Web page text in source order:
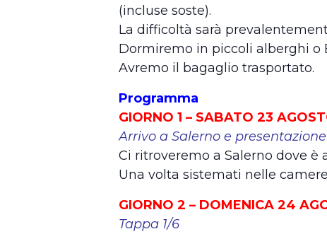
(incluse soste).
La difficoltà sarà
Dormiremo in piccoli alberghi o
Avremo il bagaglio trasportato.
Programma
GIORNO 1 – SABATO 23
Arrivo a Salerno e
Ci ritroveremo a Salerno dove è
Una volta sistemati nelle
GIORNO 2 – DOMENICA 24
Tappa 1/6